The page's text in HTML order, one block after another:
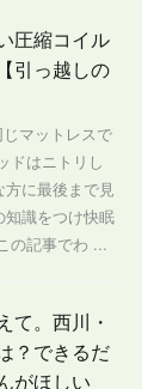
圧縮コイル
引っ越しの
マットレスで
ドはニトリし
に最後まで見
知識をつけ快眠
の記事でわ ...
て。西川・
？できるだ
がほしい